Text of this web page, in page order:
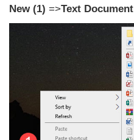
New (1) =>Text Document